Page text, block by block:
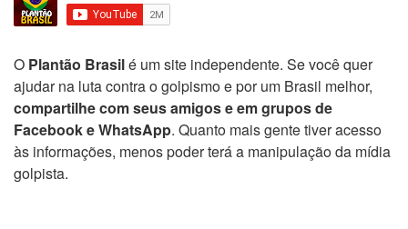
O Plantão Brasilé um site independente. Se você quer
ajudar na luta contra o golpismo e por um Brasil melhor,
compartilhe com seus amigos e em grupos de
Facebook e WhatsApp. Quanto mais gente tiver acesso
às informações, menos poder terá a manipulação da mídia
golpista.